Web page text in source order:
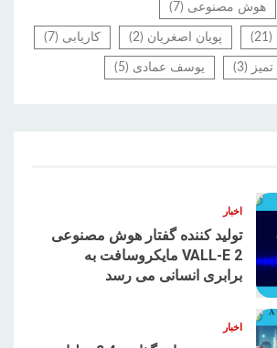
هوش مصنوعی (7)
(21) پویان اصغریان (2) کاریابی (7)
(3) یوسف عمادی (5)
اخبار
تولید کننده گفتار هوش مصنوعی
VALL-E 2 مایکروسافت به
برابری انسانی می رسد
اخبار